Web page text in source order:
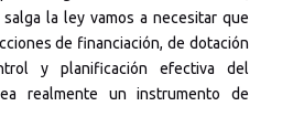
la ley vamos a necesitar que
de financiación, de dotación
y planificación efectiva del
realmente un instrumento de